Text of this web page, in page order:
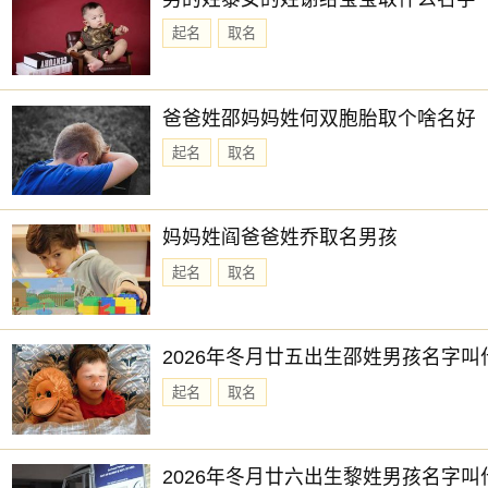
起名 取名
爸爸姓邵妈妈姓何双胞胎取个啥名好
起名 取名
妈妈姓阎爸爸姓乔取名男孩
起名 取名
2026年冬月廿五出生邵姓男孩名字叫
起名 取名
2026年冬月廿六出生黎姓男孩名字叫